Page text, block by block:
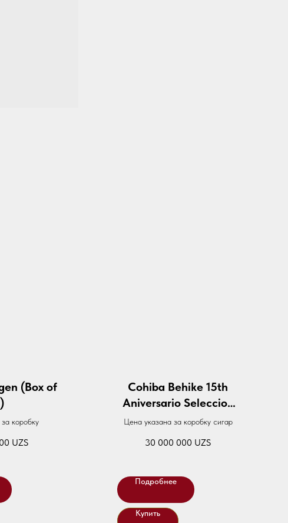
(Box of
коробку
UZS
Cohiba Behike 15th
Aniversario Seleccion
(Box Of 4)
Цена указана за коробку сигар
30 000 000 UZS
Подробнее
Купить